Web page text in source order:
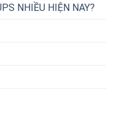
NHIỀU HIỆN NAY?